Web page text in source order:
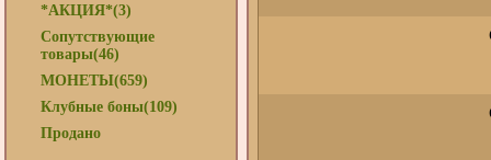
*АКЦИЯ*(3)
Сопутствующие
товары(46)
МОНЕТЫ(659)
Клубные боны(109)
Продано